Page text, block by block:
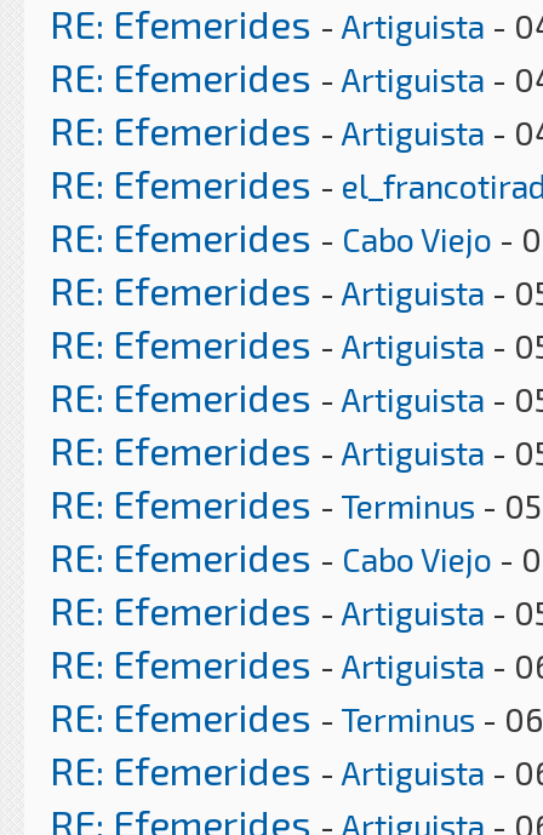
RE: Efemerides - Artiguista -
RE: Efemerides - Artiguista -
RE: Efemerides - Artiguista -
RE: Efemerides -
RE: Efemerides - Cabo Viejo -
RE: Efemerides - Artiguista -
RE: Efemerides - Artiguista -
RE: Efemerides - Artiguista -
RE: Efemerides - Artiguista -
RE: Efemerides - Terminus -
RE: Efemerides - Cabo Viejo -
RE: Efemerides - Artiguista -
RE: Efemerides - Artiguista -
RE: Efemerides - Terminus -
RE: Efemerides - Artiguista -
RE: Efemerides - Artiguista -